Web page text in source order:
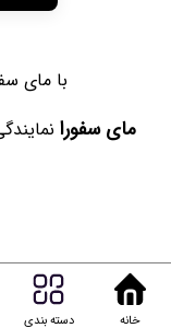
با مای
مای سفورا
خانه دسته بندی